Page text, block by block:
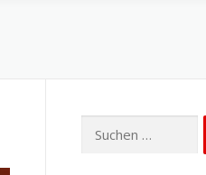
nach: